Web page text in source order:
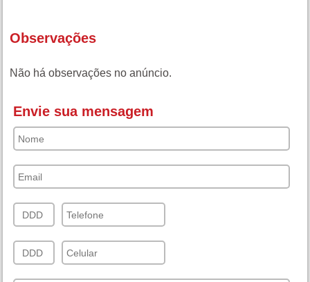
Observações
Não há observações no anúncio.
Envie sua mensagem